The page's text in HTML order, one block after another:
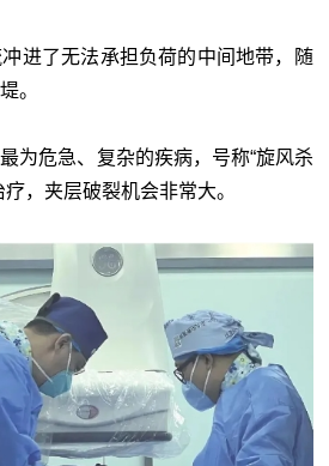
进了无法承担负荷的中间地带，随
。
为危急、复杂的疾病，号称“旋风杀
，夹层破裂机会非常大。